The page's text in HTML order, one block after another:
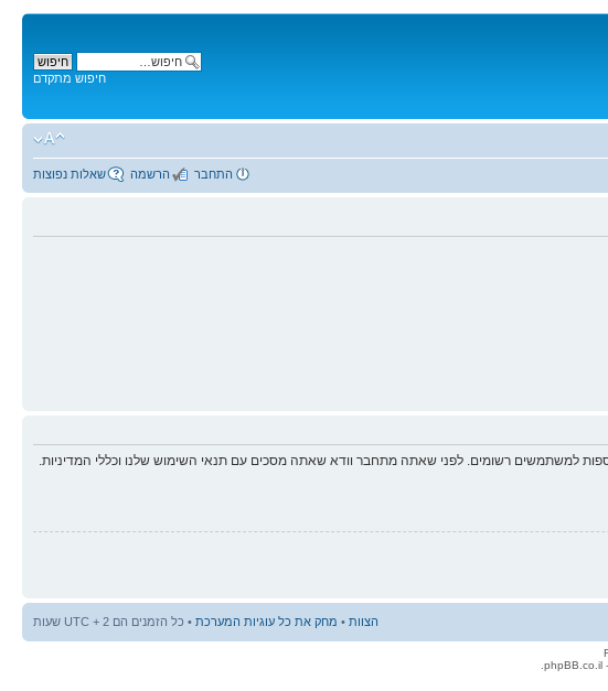
חיפוש מתקדם
שאלות נפוצות הרשמה התחבר
למשתמשים רשומים. לפני שאתה מתחבר וודא שאתה מסכים עם תנאי השימוש שלנו וכללי המדיניות.
הצוות • מחק את כל עוגיות המערכת • כל הזמנים הם UTC + 2 שעות